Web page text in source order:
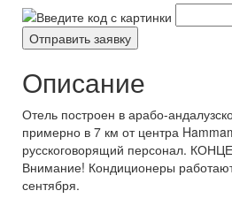
Описание
Отель построен в арабо-
примерно в 7 км от центра
русскоговорящий персонал.
Внимание! Кондиционеры
сентября.